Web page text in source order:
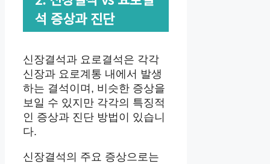
석 증상과 진단
신장결석과 요로결석은 각각
신장과 요로계통 내에서 발생
하는 결석이며, 비슷한 증상을
보일 수 있지만 각각의 특징적
인 증상과 진단 방법이 있습니
다.
신장결석의 주요 증상으로는